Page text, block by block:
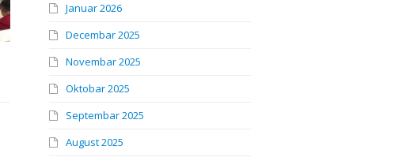
Januar 2026
Decembar 2025
Novembar 2025
Oktobar 2025
Septembar 2025
August 2025